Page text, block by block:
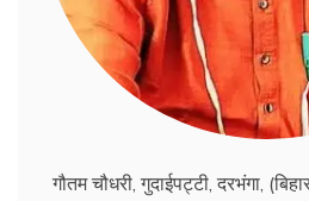
गौतम चौधरी, गुदाईपट्टी, दरभंगा,